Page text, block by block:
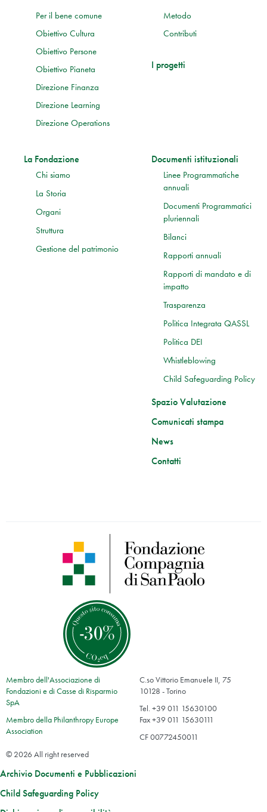
Per il bene comune
Obiettivo Cultura
Obiettivo Persone
Obiettivo Pianeta
Direzione Finanza
Direzione Learning
Direzione Operations
Metodo
Contributi
I progetti
La Fondazione
Chi siamo
La Storia
Organi
Struttura
Gestione del patrimonio
Documenti istituzionali
Linee Programmatiche
annuali
Documenti Programmatici
pluriennali
Bilanci
Rapporti annuali
Rapporti di mandato e di
impatto
Trasparenza
Politica Integrata QASSL
Politica DEI
Whistleblowing
Child Safeguarding Policy
Spazio Valutazione
Comunicati stampa
News
Contatti
Membro dell'Associazione di
Fondazioni e di Casse di Risparmio
SpA
Membro della Philanthropy Europe
Association
C.so Vittorio Emanuele II, 75
10128 - Torino
Tel. +39 011 15630100
Fax +39 011 15630111
CF 00772450011
© 2026 All right reserved
Archivio Documenti e Pubblicazioni
Child Safeguarding Policy